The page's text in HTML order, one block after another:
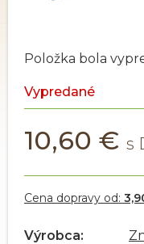
Vypredané
10,60 €
Položka bola
Cena dopravy od:
Výrobca: